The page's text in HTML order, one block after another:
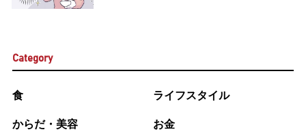
Category
食 ライフスタイル
からだ・美容 お金